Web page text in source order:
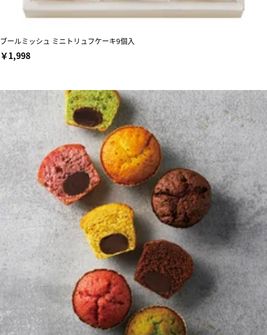
ブールミッシュ ミニトリュフケーキ9個入
￥1,998